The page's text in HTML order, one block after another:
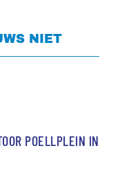
NIET
POELLPLEIN IN